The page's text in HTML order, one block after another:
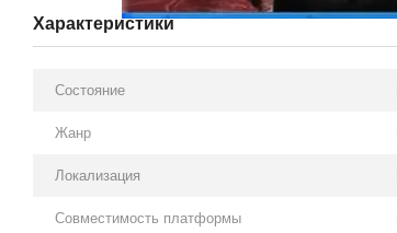
Характеристики
Состояние
Жанр
Локализация
Совместимость платформы